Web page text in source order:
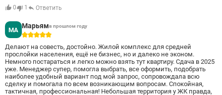
0 1 Ответить
МА
Марьямв прошлом году
5
Делают на совесть, достойно. Жилой комплекс для средней
прослойки населения, ещё не бизнес, но и далеко не эконом.
Немного постараться и легко можно взять тут квартиру. Сдача в 2025
уже. Менеджер супер, помогла выбрать, все оформить, подобрать
наиболее удобный вариант под мой запрос, сопровождала всю
сделку и помогала по всем возникающим вопросам. Спокойная,
тактичная, профессиональная! Небольшая территория у ЖК правда,